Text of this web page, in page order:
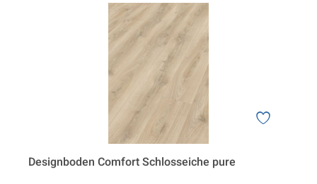
Designboden Comfort Schlosseiche pure